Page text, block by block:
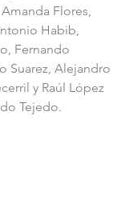
Flores,
Habib,
Fernando
Suarez, Alejandro
y Raúl López
Tejedo.